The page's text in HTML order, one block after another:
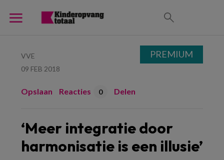
VVE
09 FEB 2018
Opslaan Reacties 0 Delen
‘Meer integratie door
harmonisatie is een illusie’
PREMIUM